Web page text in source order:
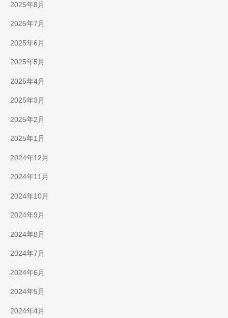
2025年8月
2025年7月
2025年6月
2025年5月
2025年4月
2025年3月
2025年2月
2025年1月
2024年12月
2024年11月
2024年10月
2024年9月
2024年8月
2024年7月
2024年6月
2024年5月
2024年4月